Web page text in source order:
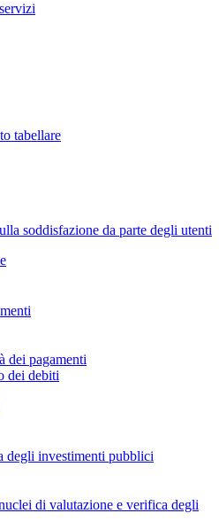
tabellare
soddisfazione da parte degli utenti
dei pagamenti
dei debiti
degli investimenti pubblici
di valutazione e verifica degli